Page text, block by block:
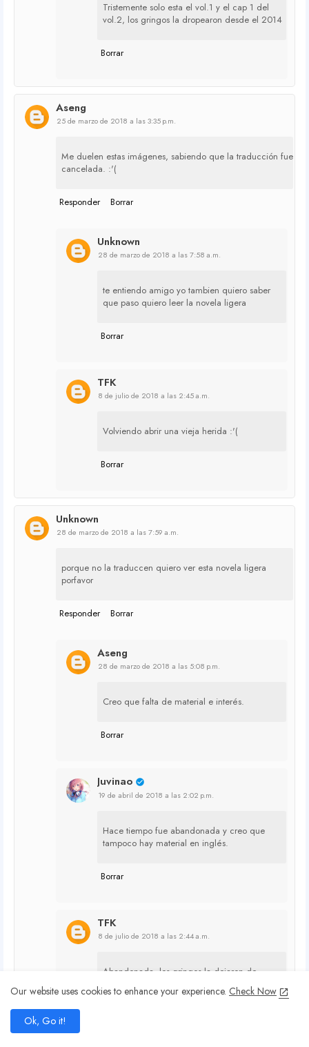
Tristemente solo esta el vol.1 y el cap 1 del
vol.2, los gringos la dropearon desde el 2014
Borrar
Aseng
25 de marzo de 2018 a las 3:35 p.m.
Me duelen estas imágenes, sabiendo que la traducción fue
cancelada. :'(
Responder Borrar
Unknown
28 de marzo de 2018 a las 7:58 a.m.
te entiendo amigo yo tambien quiero saber
que paso quiero leer la novela ligera
Borrar
TFK
8 de julio de 2018 a las 2:45 a.m.
Volviendo abrir una vieja herida :'(
Borrar
Unknown
28 de marzo de 2018 a las 7:59 a.m.
porque no la traduccen quiero ver esta novela ligera
porfavor
Responder Borrar
Aseng
28 de marzo de 2018 a las 5:08 p.m.
Creo que falta de material e interés.
Borrar
Juvinao
19 de abril de 2018 a las 2:02 p.m.
Hace tiempo fue abandonada y creo que
tampoco hay material en inglés.
Borrar
TFK
8 de julio de 2018 a las 2:44 a.m.
Abandonada, los gringos la dejaron de
traducir desde 2014 :'v
Our website uses cookies to enhance your experience. Check Now
Ok, Go it!
home